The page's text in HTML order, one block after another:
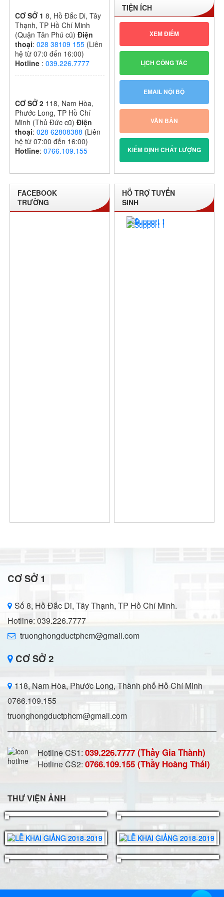
CƠ SỞ 18, Hồ Đắc Di, Tây
Thạnh, TP Hồ Chí Minh
(Quận Tân Phú cũ) Điện
thoại:028 38109 155 (Liên
hệ từ 07:0 đến 16:00)
Hotline :039.226.7777
CƠ SỞ 2 118, Nam Hòa,
Phước Long, TP Hồ Chí
Minh (Thủ Đức cũ) Điện
thoại:028 62808388 (Liên
hệ từ 07:00 đến 16:00)
Hotline:0766.109.155
TIỆN ÍCH
XEM ĐIỂM
LỊCH CÔNG TÁC
EMAIL NỘI BỘ
VĂN BẢN
KIỂM ĐỊNH CHẤT LƯỢNG
FACEBOOK
TRƯỜNG
HỖ TRỢ TUYỂN
SINH
CƠ SỞ 1
Số 8, Hồ Đắc Di, Tây Thạnh, TP Hồ Chí Minh.
Hotline: 039.226.7777
truonghongductphcm@gmail.com
CƠ SỞ 2
118, Nam Hòa, Phước Long, Thành phố Hồ Chí Minh
0766.109.155
truonghongductphcm@gmail.com
Hotline CS1: 039.226.7777 (Thầy Gia Thành)
Hotline CS2: 0766.109.155 (Thầy Hoàng Thái)
THƯ VIỆN ẢNH